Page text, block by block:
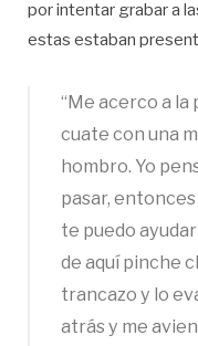
por intentar grabar a
estas estaban
“Me acerco a la
cuate con una
hombro. Yo
pasar, entonces
te puedo ayudar
de aquí pinche
trancazo y lo
atrás y me